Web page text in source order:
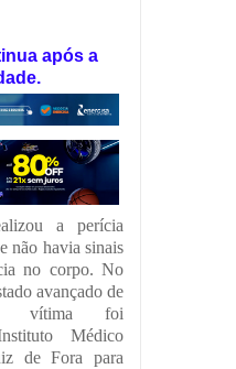
após a
a perícia
não havia sinais
no corpo. No
avançado de
a vítima foi
Médico
de Fora para